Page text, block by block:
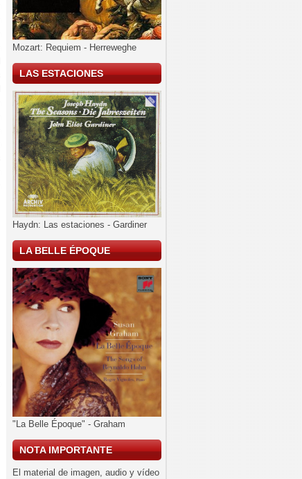
Mozart: Requiem - Herreweghe
LAS ESTACIONES
Haydn: Las estaciones - Gardiner
LA BELLE ÉPOQUE
"La Belle Époque" - Graham
NOTA IMPORTANTE
El material de imagen, audio y vídeo